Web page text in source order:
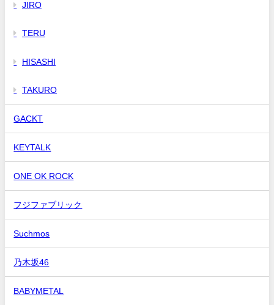
JIRO
TERU
HISASHI
TAKURO
GACKT
KEYTALK
ONE OK ROCK
フジファブリック
Suchmos
乃木坂46
BABYMETAL